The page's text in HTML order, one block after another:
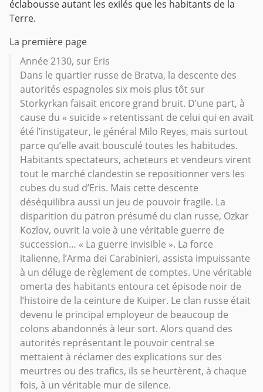
éclabousse autant les exilés que les habitants de la
Terre.
La première page
Année 2130, sur Eris
Dans le quartier russe de Bratva, la descente des
autorités espagnoles six mois plus tôt sur
Storkyrkan faisait encore grand bruit. D’une part, à
cause du « suicide » retentissant de celui qui en avait
été l’instigateur, le général Milo Reyes, mais surtout
parce qu’elle avait bousculé toutes les habitudes.
Habitants spectateurs, acheteurs et vendeurs virent
tout le marché clandestin se repositionner vers les
cubes du sud d’Eris. Mais cette descente
déséquilibra aussi un jeu de pouvoir fragile. La
disparition du patron présumé du clan russe, Ozkar
Kozlov, ouvrit la voie à une véritable guerre de
succession… « La guerre invisible ». La force
italienne, l’Arma dei Carabinieri, assista impuissante
à un déluge de règlement de comptes. Une véritable
omerta des habitants entoura cet épisode noir de
l’histoire de la ceinture de Kuiper. Le clan russe était
devenu le principal employeur de beaucoup de
colons abandonnés à leur sort. Alors quand des
autorités représentant le pouvoir central se
mettaient à réclamer des explications sur des
meurtres ou des trafics, ils se heurtèrent, à chaque
fois, à un véritable mur de silence.